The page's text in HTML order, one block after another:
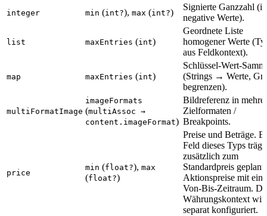
integer min (int?), max (int?)
Signierte Ganzzahl
negative Werte).
list maxEntries (int)
Geordnete Liste
homogener Werte
aus Feldkontext).
map maxEntries (int)
Schlüssel-Wert-
(Strings → Werte,
begrenzen).
multiFormatImage
imageFormats
(multiAssoc →
content.imageFormat)
Bildreferenz in
Zielformaten /
Breakpoints.
price
min (float?), max
(float?)
Preise und Beträge.
Feld dieses Typs trägt
zusätzlich zum
Standardpreis
Aktionspreise mit
Von-Bis-Zeitraum.
Währungskontext
separat konfiguriert.